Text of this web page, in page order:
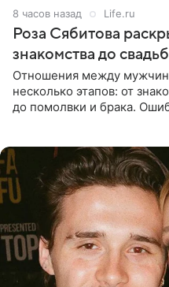
8 часов назад Life.ru
Роза Сябитова
знакомства до
Отношения между
несколько этапов: от
до помолвки и брака.